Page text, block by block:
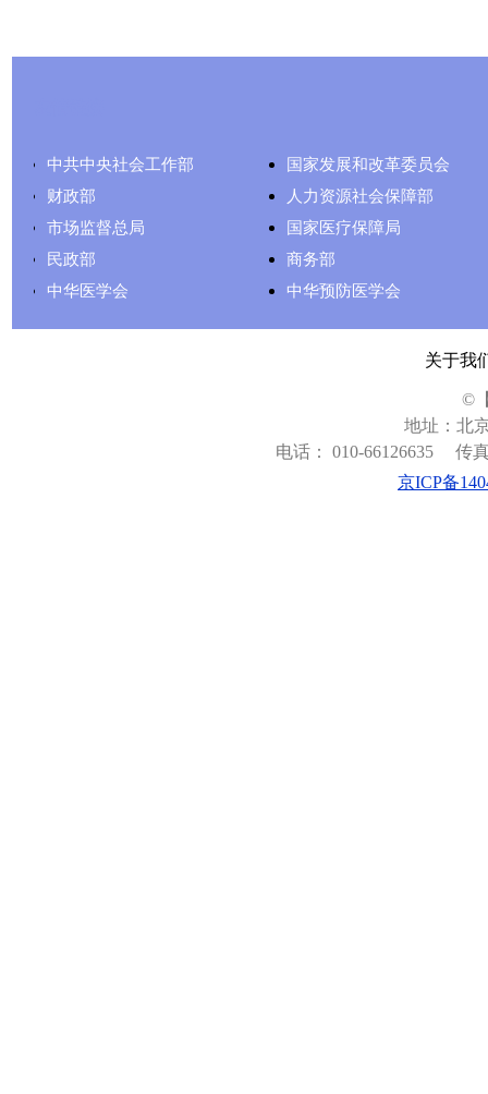
中共中央社会工作部
国家发展和改革委员会
财政部
人力资源社会保障部
市场监督总局
国家医疗保障局
民政部
商务部
中华医学会
中华预防医学会
关于我
©
地址：北
电话： 010-66126635
传
京ICP备